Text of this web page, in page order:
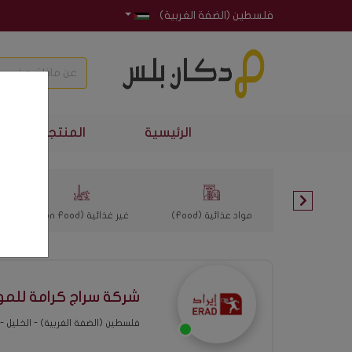
فلسطين (الضفة الغربية)
الرئيسية المنتجات
مواد عذائية (Food) غير غذائية (Non Food)
شركة سراج كرامة
فلسطين (الضفة الغربية) - الخليل -